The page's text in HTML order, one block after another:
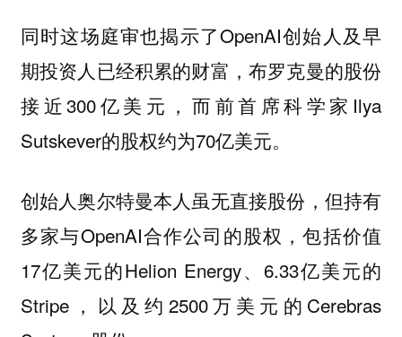
同时这场庭审也揭示了OpenAI创始人及早
期投资人已经积累的财富，布罗克曼的股份
接近300亿美元，而前首席科学家Ilya
Sutskever的股权约为70亿美元。
创始人奥尔特曼本人虽无直接股份，但持有
多家与OpenAI合作公司的股权，包括价值
17亿美元的Helion Energy、6.33亿美元的
Stripe，以及约2500万美元的Cerebras